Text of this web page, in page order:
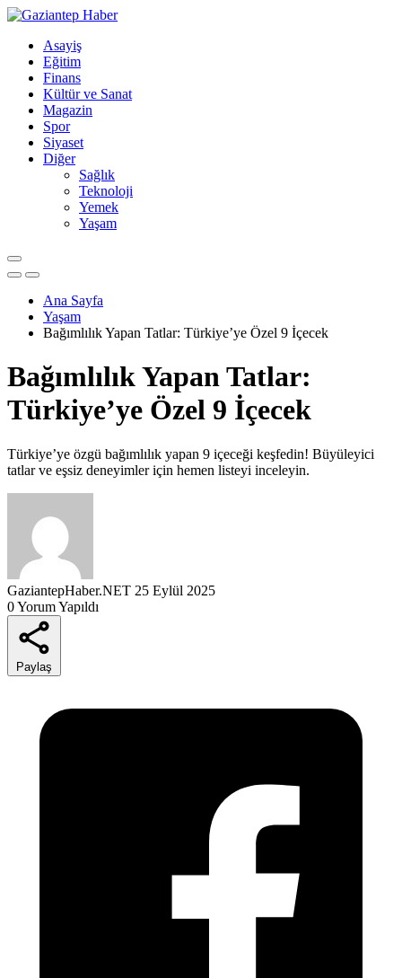
Asayiş
Eğitim
Finans
Kültür ve Sanat
Magazin
Spor
Siyaset
Diğer
Sağlık
Teknoloji
Yemek
Yaşam
Ana Sayfa
Yaşam
Bağımlılık Yapan Tatlar: Türkiye’ye Özel 9 İçecek
Bağımlılık Yapan Tatlar:
Türkiye’ye Özel 9 İçecek
Türkiye’ye özgü bağımlılık yapan 9 içeceği keşfedin! Büyüleyici
tatlar ve eşsiz deneyimler için hemen listeyi inceleyin.
GaziantepHaber.NET 25 Eylül 2025
0 Yorum Yapıldı
Paylaş